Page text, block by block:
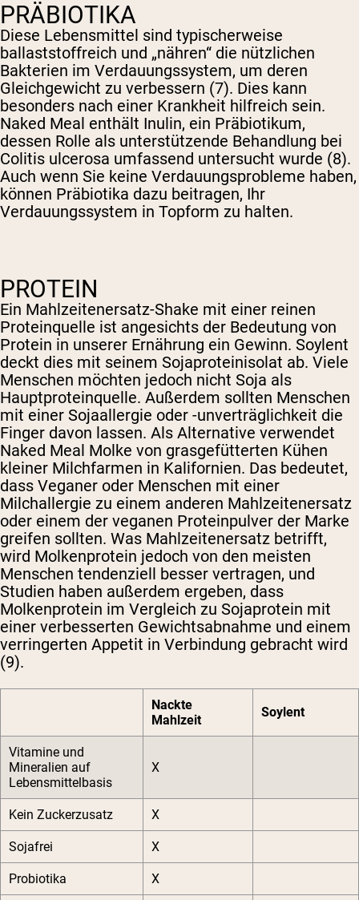
PRÄBIOTIKA
Diese Lebensmittel sind typischerweise
ballaststoffreich und „nähren“ die nützlichen
Bakterien im Verdauungssystem, um deren
Gleichgewicht zu verbessern (7). Dies kann
besonders nach einer Krankheit hilfreich sein.
Naked Meal enthält Inulin, ein Präbiotikum,
dessen Rolle als unterstützende Behandlung bei
Colitis ulcerosa umfassend untersucht wurde (8).
Auch wenn Sie keine Verdauungsprobleme haben,
können Präbiotika dazu beitragen, Ihr
Verdauungssystem in Topform zu halten.
PROTEIN
Ein Mahlzeitenersatz-Shake mit einer reinen
Proteinquelle ist angesichts der Bedeutung von
Protein in unserer Ernährung ein Gewinn. Soylent
deckt dies mit seinem Sojaproteinisolat ab. Viele
Menschen möchten jedoch nicht Soja als
Hauptproteinquelle. Außerdem sollten Menschen
mit einer Sojaallergie oder -unverträglichkeit die
Finger davon lassen. Als Alternative verwendet
Naked Meal Molke von grasgefütterten Kühen
kleiner Milchfarmen in Kalifornien. Das bedeutet,
dass Veganer oder Menschen mit einer
Milchallergie zu einem anderen Mahlzeitenersatz
oder einem der veganen Proteinpulver der Marke
greifen sollten. Was Mahlzeitenersatz betrifft,
wird Molkenprotein jedoch von den meisten
Menschen tendenziell besser vertragen, und
Studien haben außerdem ergeben, dass
Molkenprotein im Vergleich zu Sojaprotein mit
einer verbesserten Gewichtsabnahme und einem
verringerten Appetit in Verbindung gebracht wird
(9).
Nackte
Mahlzeit
Soylent
Vitamine und
Mineralien auf
Lebensmittelbasis
X
Kein Zuckerzusatz X
Sojafrei X
Probiotika X